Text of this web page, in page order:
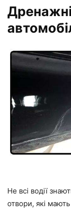
Не всі водії
отвори, які